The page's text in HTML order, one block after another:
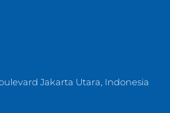
Jakarta Utara, Indonesia